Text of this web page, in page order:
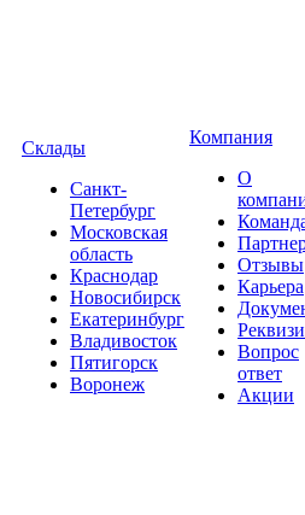
Склады
Санкт-
Петербург
Московская
область
Краснодар
Новосибирск
Екатеринбург
Владивосток
Пятигорск
Воронеж
Компания
О
Отзывы
Карьера
Вопрос
ответ
Акции